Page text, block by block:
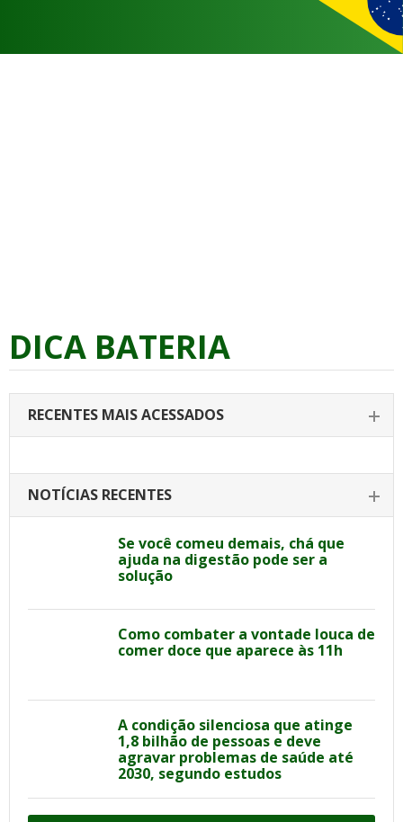
DICA BATERIA
RECENTES MAIS ACESSADOS
NOTÍCIAS RECENTES
Se você comeu demais, chá que
ajuda na digestão pode ser a
solução
Como combater a vontade louca de
comer doce que aparece às 11h
A condição silenciosa que atinge
1,8 bilhão de pessoas e deve
agravar problemas de saúde até
2030, segundo estudos